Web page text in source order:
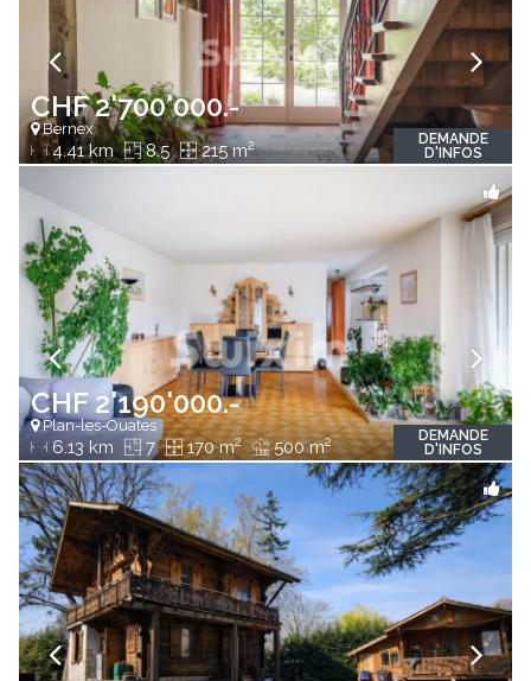
CHF 2'700'000.-
Bernex
4.41 km 8.5 215 m2
DEMANDE
D'INFOS
CHF 2'190'000.-
Plan-les-Ouates
6.13 km 7 170 m2 500 m2
DEMANDE
D'INFOS